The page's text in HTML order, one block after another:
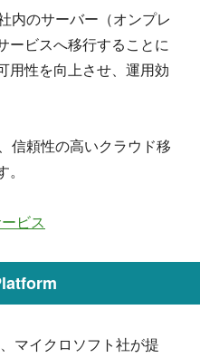
内のサーバー（オンプレ
ービスへ移行することに
用性を向上させ、運用効
信頼性の高いクラウド移
ビス
マイクロソフト社が提